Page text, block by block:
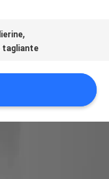
,
tagliante